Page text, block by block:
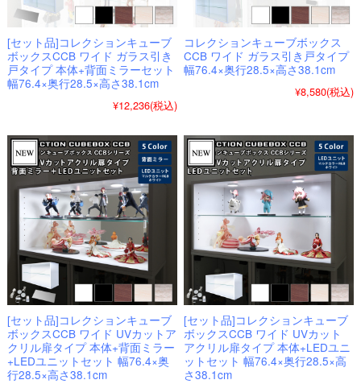
[セット品]コレクションキューブ
ボックスCCB ワイド ガラス引き
戸タイプ 本体+背面ミラーセット
幅76.4×奥行28.5×高さ38.1cm
¥12,236(税込)
コレクションキューブボックス
CCB ワイド ガラス引き戸タイプ
幅76.4×奥行28.5×高さ38.1cm
¥8,580(税込)
[セット品]コレクションキューブ
ボックスCCB ワイド UVカットア
クリル扉タイプ 本体+背面ミラー
+LEDユニットセット 幅76.4×奥
行28.5×高さ38.1cm
[セット品]コレクションキューブ
ボックスCCB ワイド UVカット
アクリル扉タイプ 本体+LEDユニ
ットセット 幅76.4×奥行28.5×高
さ38.1cm